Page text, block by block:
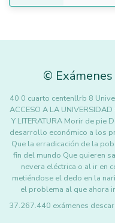
©
40 0 cuarto centenllrb 8
ACCESO A LA
Y LITERATURA Morir de pie
desarrollo económico a los
Que la erradicación de la
fin del mundo Que quieren
nevera eléctrica o al ir en
metiéndose el dedo en la
el problema al que ahora
37.267.440 exámenes